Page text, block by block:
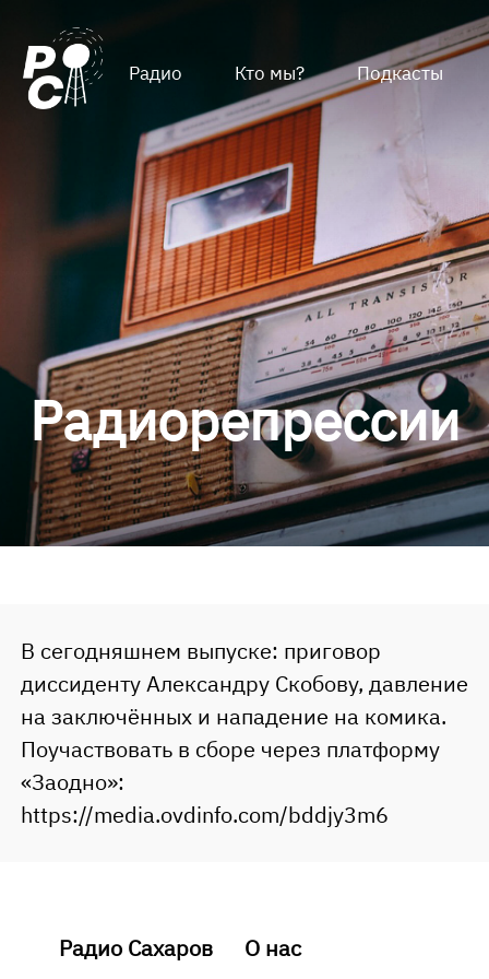
Радио Кто мы? Подкасты
Радиорепрессии
В сегодняшнем выпуске: приговор
диссиденту Александру Скобову, давление
на заключённых и нападение на комика.
Поучаствовать в сборе через платформу
«Заодно»:
https://media.ovdinfo.com/bddjy3m6
Радио Сахаров О нас